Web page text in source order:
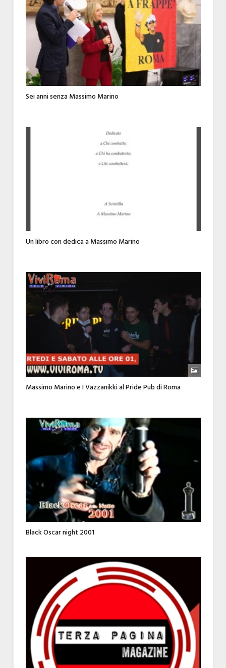
Sei anni senza Massimo Marino
Un libro con dedica a Massimo Marino
Massimo Marino e I Vazzanikki al Pride Pub di Roma
Black Oscar night 2001